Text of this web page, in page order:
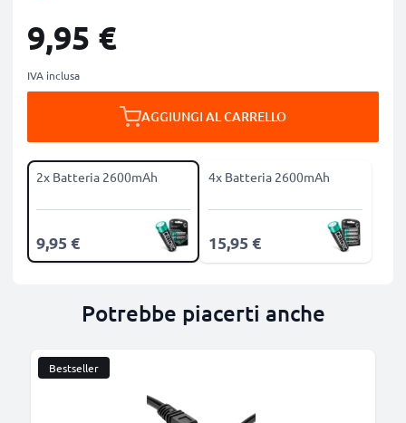
9,95 €
IVA inclusa
AGGIUNGI AL CARRELLO
2x Batteria 2600mAh
9,95 €
4x Batteria 2600mAh
15,95 €
Potrebbe piacerti anche
Bestseller